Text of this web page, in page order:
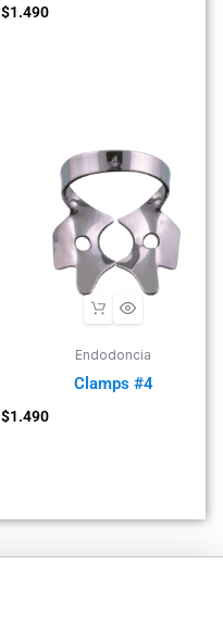
$1.490
Endodoncia
Clamps #4
$1.490